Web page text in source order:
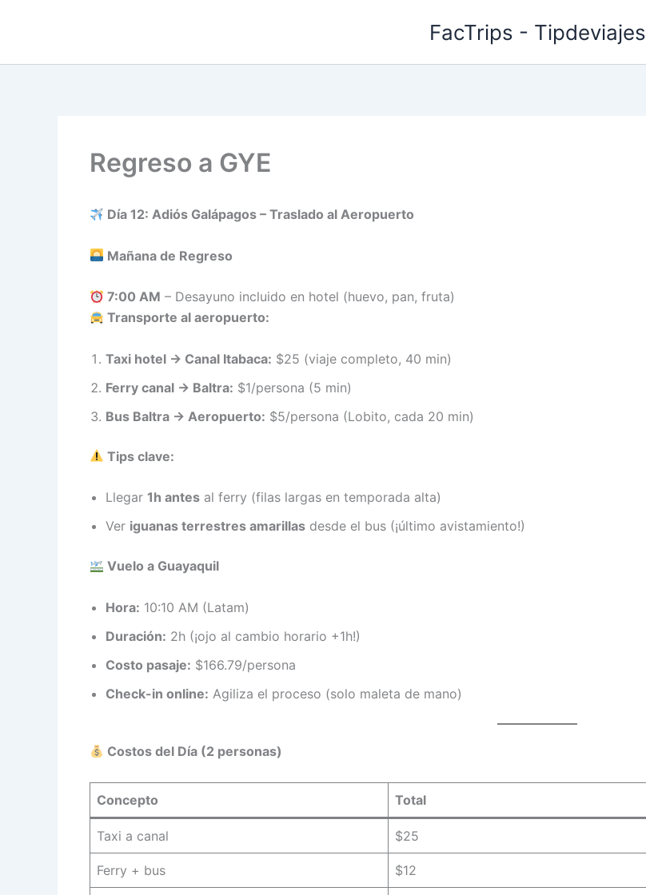
FacTrips - Tipdeviajes
Regreso a GYE
Día 12: Adiós Galápagos – Traslado al Aeropuerto
Mañana de Regreso
7:00 AM – Desayuno incluido en hotel (huevo, pan, fruta)
Transporte al aeropuerto:
Taxi hotel → Canal Itabaca: $25 (viaje completo, 40 min)
Ferry canal → Baltra: $1/persona (5 min)
Bus Baltra → Aeropuerto: $5/persona (Lobito, cada 20 min)
Tips clave:
Llegar 1h antes al ferry (filas largas en temporada alta)
Ver iguanas terrestres amarillas desde el bus (¡último avistamiento!)
Vuelo a Guayaquil
Hora: 10:10 AM (Latam)
Duración: 2h (¡ojo al cambio horario +1h!)
Costo pasaje: $166.79/persona
Check-in online: Agiliza el proceso (solo maleta de mano)
Costos del Día (2 personas)
Concepto Total
Taxi a canal $25
Ferry + bus $12